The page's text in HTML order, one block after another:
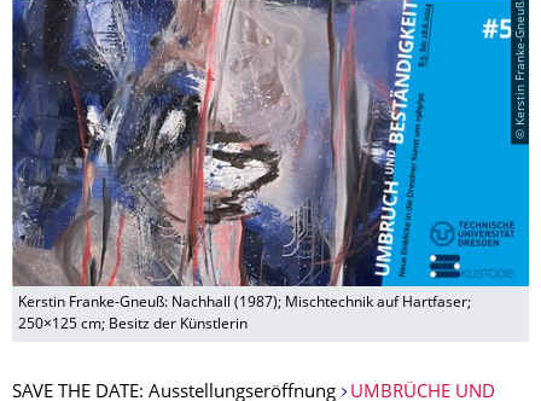
© Kerstin Franke-Gneuß
Kerstin Franke-Gneuß: Nachhall (1987); Mischtechnik auf Hartfaser;
250×125 cm; Besitz der Künstlerin
SAVE THE DATE: Ausstellungseröffnung
UMBRÜCHE UND